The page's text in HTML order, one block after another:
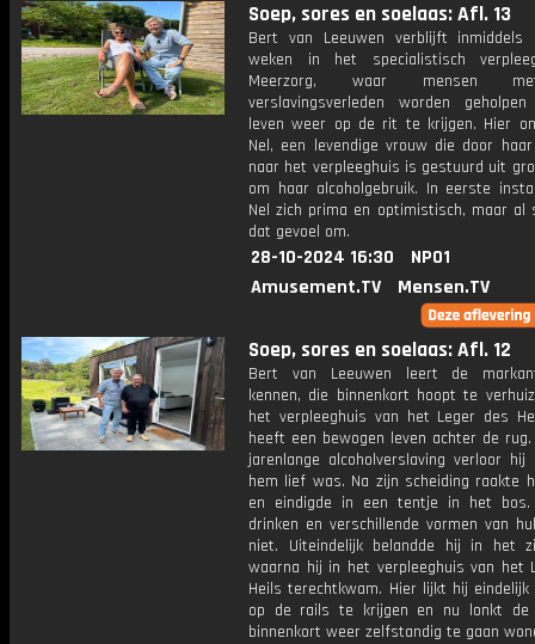
Soep, sores en soelaas: Afl. 13
Bert van Leeuwen verblijft inmiddels
weken in het specialistisch
Meerzorg, waar mensen
verslavingsverleden worden
leven weer op de rit te krijgen. Hier
Nel, een levendige vrouw die door
naar het verpleeghuis is gestuurd uit
om haar alcoholgebruik. In eerste
Nel zich prima en optimistisch, maar al
dat gevoel om.
28-10-2024 16:30
NPO1
Amusement.TV
Mensen.TV
Soep, sores en soelaas: Afl. 12
Bert van Leeuwen leert de
kennen, die binnenkort hoopt te
het verpleeghuis van het Leger des
heeft een bewogen leven achter de
jarenlange alcoholverslaving verloor
hem lief was. Na zijn scheiding raakte
en eindigde in een tentje in het
drinken en verschillende vormen van
niet. Uiteindelijk belandde hij in het
waarna hij in het verpleeghuis van het
Heils terechtkwam. Hier lijkt hij eindelijk
op de rails te krijgen en nu lonkt de
binnenkort weer zelfstandig te gaan